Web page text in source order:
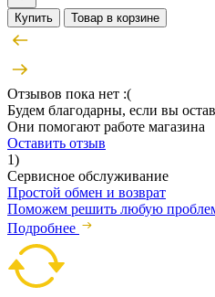
Купить Товар в корзине
Отзывов пока нет :(
Будем благодарны, если вы
Они помогают работе магазина
Оставить отзыв
1)
Сервисное обслуживание
Простой обмен и возврат
Поможем решить любую
Подробнее